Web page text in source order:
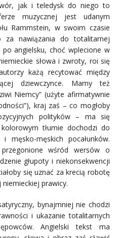
jak i teledysk do niego to
muzycznej jest udanym
Rammstein, w swoim czasie
za nawiązania do totalitarnej
angielsku, choć wplecione w
słowa i zwroty, roi się
każą recytować między
dziewczynce. Mamy też
Niemcy” (użyte afirmatywnie
kraj zaś – co mogłoby
polityków – ma się
tłumie dochodzi do
męsko-męskich pocałunków.
wśród wersów o
głupoty i niekonsekwencji
się uznać za krecią robotę
prawicy.
bynajmniej nie chodzi
i ukazanie totalitarnych
Angielski tekst ma